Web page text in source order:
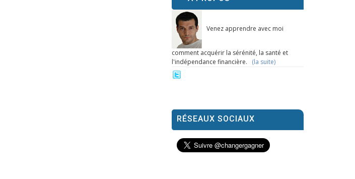
Venez apprendre avec moi
comment acquérir la sérénité, la santé et
l'indépendance financière. (la suite)
RÉSEAUX SOCIAUX